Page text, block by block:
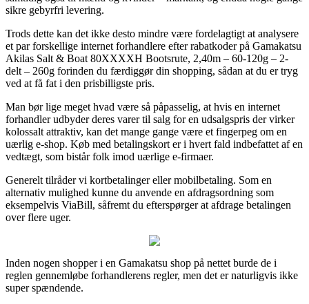
sikre gebyrfri levering.
Trods dette kan det ikke desto mindre være fordelagtigt at analysere
et par forskellige internet forhandlere efter rabatkoder på Gamakatsu
Akilas Salt & Boat 80XXXXH Bootsrute, 2,40m – 60-120g – 2-
delt – 260g forinden du færdiggør din shopping, sådan at du er tryg
ved at få fat i den prisbilligste pris.
Man bør lige meget hvad være så påpasselig, at hvis en internet
forhandler udbyder deres varer til salg for en udsalgspris der virker
kolossalt attraktiv, kan det mange gange være et fingerpeg om en
uærlig e-shop. Køb med betalingskort er i hvert fald indbefattet af en
vedtægt, som bistår folk imod uærlige e-firmaer.
Generelt tilråder vi kortbetalinger eller mobilbetaling. Som en
alternativ mulighed kunne du anvende en afdragsordning som
eksempelvis ViaBill, såfremt du efterspørger at afdrage betalingen
over flere uger.
Inden nogen shopper i en Gamakatsu shop på nettet burde de i
reglen gennemløbe forhandlerens regler, men det er naturligvis ikke
super spændende.